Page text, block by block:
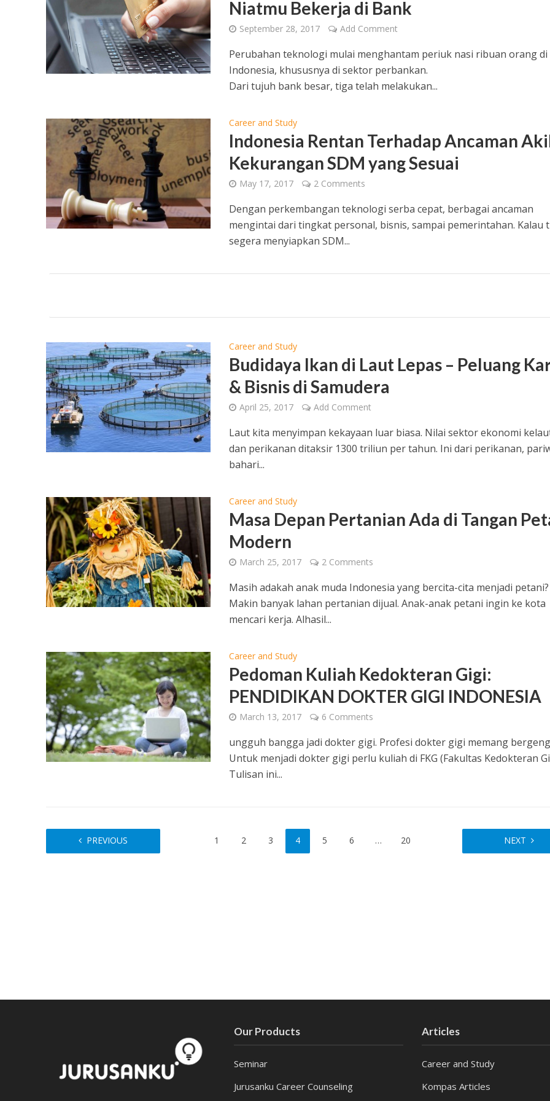
Niatmu Bekerja di Bank
September 28, 2017 Add Comment
Perubahan teknologi mulai menghantam periuk nasi ribuan orang di
Indonesia, khususnya di sektor perbankan.
Dari tujuh bank besar, tiga telah melakukan...
Career and Study
Indonesia Rentan Terhadap Ancaman
Kekurangan SDM yang Sesuai
May 17, 2017 2 Comments
Dengan perkembangan teknologi serba cepat, berbagai ancaman
mengintai dari tingkat personal, bisnis, sampai pemerintahan. Kalau
segera menyiapkan SDM...
Career and Study
Budidaya Ikan di Laut Lepas – Peluang
& Bisnis di Samudera
April 25, 2017 Add Comment
Laut kita menyimpan kekayaan luar biasa. Nilai sektor ekonomi
dan perikanan ditaksir 1300 triliun per tahun. Ini dari perikanan,
bahari...
Career and Study
Masa Depan Pertanian Ada di Tangan
Modern
March 25, 2017 2 Comments
Masih adakah anak muda Indonesia yang bercita-cita menjadi petani?
Makin banyak lahan pertanian dijual. Anak-anak petani ingin ke kota
mencari kerja. Alhasil...
Career and Study
Pedoman Kuliah Kedokteran Gigi:
PENDIDIKAN DOKTER GIGI INDONESIA
March 13, 2017 6 Comments
ungguh bangga jadi dokter gigi. Profesi dokter gigi memang
Untuk menjadi dokter gigi perlu kuliah di FKG (Fakultas Kedokteran
Tulisan ini...
PREVIOUS 1 2 3 4 5 6 … 20 NEXT
Our Products
Seminar
Jurusanku Career Counseling
Articles
Career and Study
Kompas Articles